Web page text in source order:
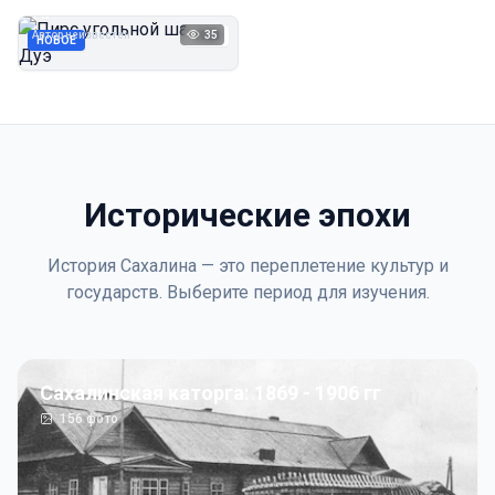
НОВОЕ 1923
Автор неизвестен 35
Исторические эпохи
История Сахалина — это переплетение культур и
государств. Выберите период для изучения.
Сахалинская каторга: 1869 - 1906 гг
156фото